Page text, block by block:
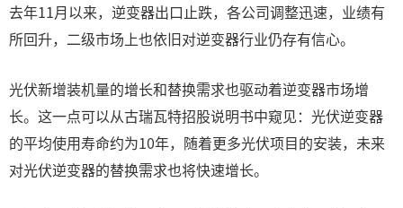
去年11月以来，逆变器出口止跌，各公司调整迅速，业绩有
所回升，二级市场上也依旧对逆变器行业仍存有信心。
光伏新增装机量的增长和替换需求也驱动着逆变器市场增
长。这一点可以从古瑞瓦特招股说明书中窥见：光伏逆变器
的平均使用寿命约为10年，随着更多光伏项目的安装，未来
对光伏逆变器的替换需求也将快速增长。